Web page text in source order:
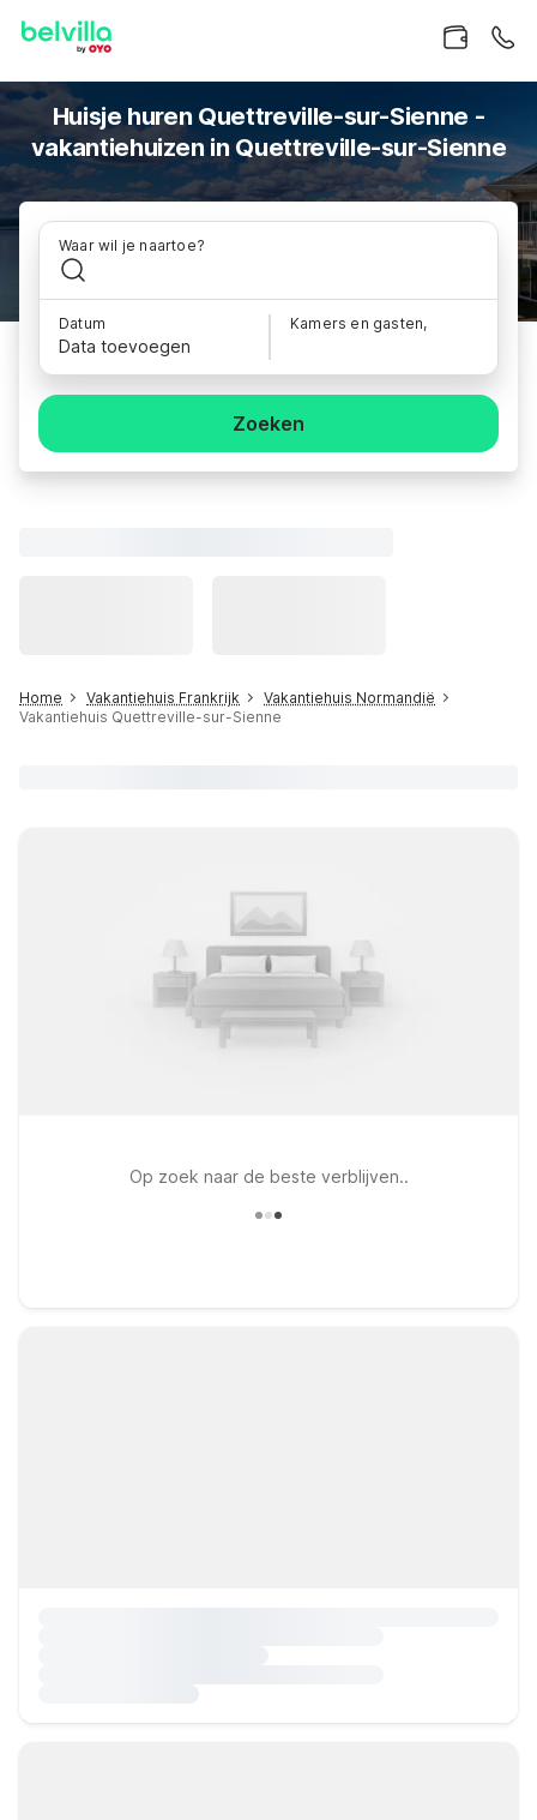
Huisje huren Quettreville-sur-Sienne -
vakantiehuizen in Quettreville-sur-Sienne
Waar wil je naartoe?
Datum
Data toevoegen
Kamers en gasten,
Zoeken
Home Vakantiehuis Frankrijk
Vakantiehuis Normandië
Vakantiehuis Quettreville-sur-Sienne
Op zoek naar de beste verblijven..